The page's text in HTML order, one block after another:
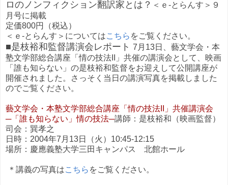
ロのノンフィクション翻訳家とは？ ＜ｅ-とらんす＞９
月号に掲載
定価800円（税込）
＜ｅ-とらんす＞についてはこちら をご覧ください。
■是枝裕和監督講演会レポート 7月13日、藝文学会・本
塾文学部総合講座「情の技法II」共催の講演会として、映画
「誰も知らない」の是枝裕和監督をお迎えして公開講座が
開催されました。さっそく当日の講演写真を掲載しました
のでご覧ください。
藝文学会・本塾文学部総合講座「情の技法II」共催講演会
─「誰も知らない」情の技法─講師：是枝裕和（映画監督）
司会：巽孝之
日時：2004年7月13日（火）10:45-12:15
場所：慶應義塾大学三田キャンパス 北館ホール
＊講義の写真はこちら をご覧ください。